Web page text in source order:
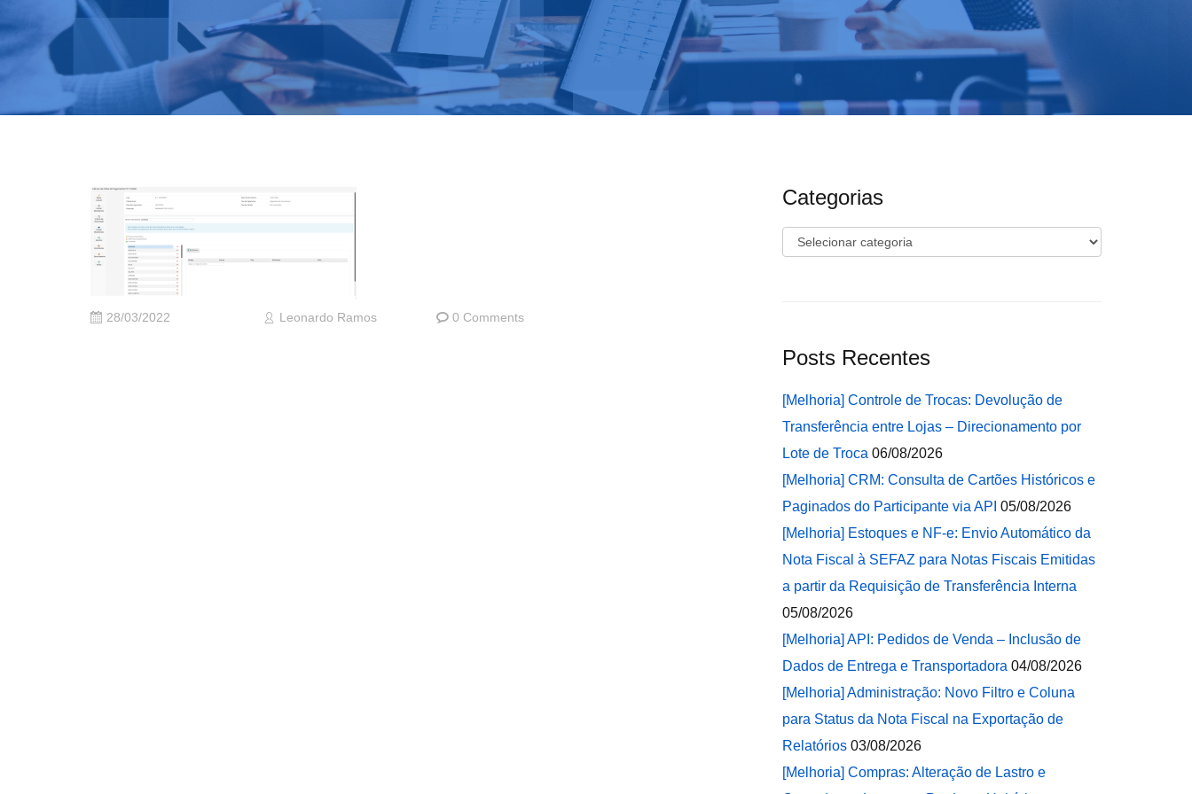
28/03/2022 Leonardo Ramos 0 Comments
Categorias
Categorias
Posts Recentes
[Melhoria] Controle de Trocas: Devolução de
Transferência entre Lojas – Direcionamento por
Lote de Troca 06/08/2026
[Melhoria] CRM: Consulta de Cartões Históricos e
Paginados do Participante via API 05/08/2026
[Melhoria] Estoques e NF-e: Envio Automático da
Nota Fiscal à SEFAZ para Notas Fiscais Emitidas
a partir da Requisição de Transferência Interna
05/08/2026
[Melhoria] API: Pedidos de Venda – Inclusão de
Dados de Entrega e Transportadora 04/08/2026
[Melhoria] Administração: Novo Filtro e Coluna
para Status da Nota Fiscal na Exportação de
Relatórios 03/08/2026
[Melhoria] Compras: Alteração de Lastro e